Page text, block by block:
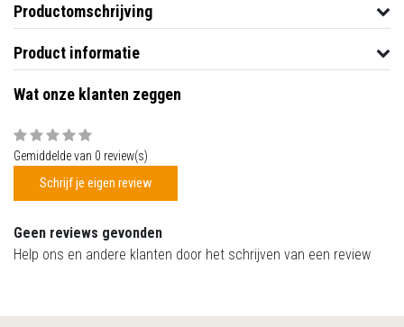
Productomschrijving
Product informatie
Wat onze klanten zeggen
Gemiddelde van 0 review(s)
Schrijf je eigen review
Geen reviews gevonden
Help ons en andere klanten door het schrijven van een review